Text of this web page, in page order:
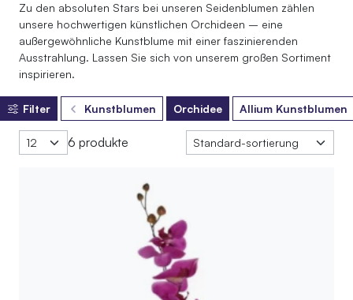
Zu den absoluten Stars bei unseren Seidenblumen zählen
unsere hochwertigen künstlichen Orchideen – eine
außergewöhnliche Kunstblume mit einer faszinierenden
Ausstrahlung. Lassen Sie sich von unserem großen Sortiment
inspirieren.
Filter Kunstblumen Orchidee Allium Kunstblumen
6 produkte